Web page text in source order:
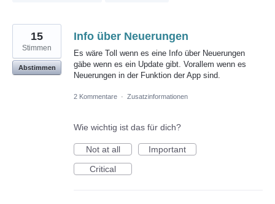
Info über Neuerungen
Es wäre Toll wenn es eine Info über Neuerungen
gäbe wenn es ein Update gibt. Vorallem wenn es
Neuerungen in der Funktion der App sind.
15
Stimmen
Abstimmen
2 Kommentare · Zusatzinformationen
Wie wichtig ist das für dich?
Not at all
Important
Critical